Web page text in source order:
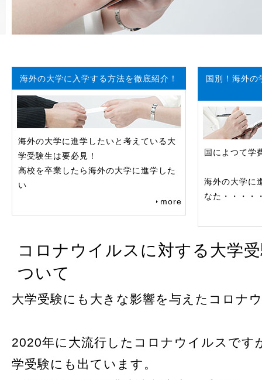
海外の大学に入学する方法を徹底紹介！
海外の大学に進学したいと考えている大
学受験生は要必見！
高校を卒業したら海外の大学に進学した
い
more
国別！海外の
国によつて学
海外の大学に
なた・・・・
コロナウイルスに対する大学
ついて
大学受験にも大きな影響を与えたコロナ
2020年に大流行したコロナウイルスです
学受験にも出ています。